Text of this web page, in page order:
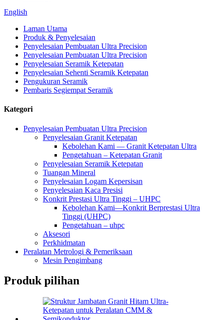
English
Laman Utama
Produk & Penyelesaian
Penyelesaian Pembuatan Ultra Precision
Penyelesaian Pembuatan Ultra Precision
Penyelesaian Seramik Ketepatan
Penyelesaian Sehenti Seramik Ketepatan
Pengukuran Seramik
Pembaris Segiempat Seramik
Kategori
Penyelesaian Pembuatan Ultra Precision
Penyelesaian Granit Ketepatan
Kebolehan Kami — Granit Ketepatan Ultra
Pengetahuan – Ketepatan Granit
Penyelesaian Seramik Ketepatan
Tuangan Mineral
Penyelesaian Logam Kepersisan
Penyelesaian Kaca Presisi
Konkrit Prestasi Ultra Tinggi – UHPC
Kebolehan Kami—Konkrit Berprestasi Ultra
Tinggi (UHPC)
Pengetahuan – uhpc
Aksesori
Perkhidmatan
Peralatan Metrologi & Pemeriksaan
Mesin Pengimbang
Produk pilihan